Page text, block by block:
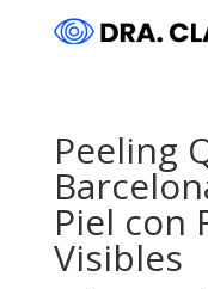
Peeling
Piel con
Visibles